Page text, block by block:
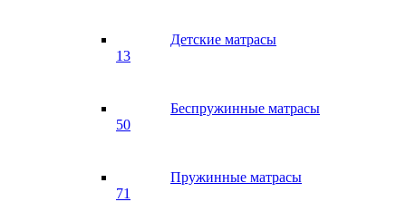
Детские матрасы
13
Беспружинные матрасы
50
Пружинные матрасы
71